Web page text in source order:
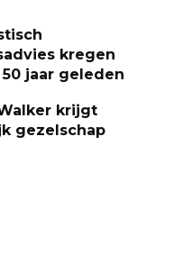
kregen
jaar geleden
krijgt
gezelschap